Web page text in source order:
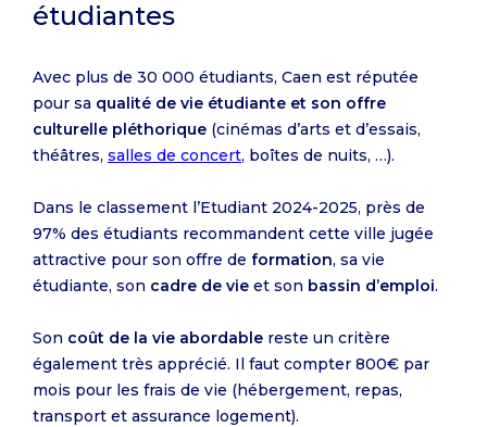
étudiantes
Avec plus de 30 000 étudiants, Caen est réputée
pour sa qualité de vie étudiante et son offre
culturelle pléthorique (cinémas d’arts et d’essais,
théâtres, salles de concert, boîtes de nuits, …).
Dans le classement l’Etudiant 2024-2025, près de
97% des étudiants recommandent cette ville jugée
attractive pour son offre de formation, sa vie
étudiante, son cadre de vie et son bassin d’emploi.
Son coût de la vie abordable reste un critère
également très apprécié. Il faut compter 800€ par
mois pour les frais de vie (hébergement, repas,
transport et assurance logement).